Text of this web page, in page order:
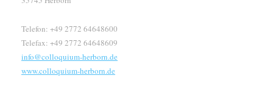
Telefon: +49 2772 64648600
Telefax: +49 2772 64648609
info@colloquium-herborn.de
www.colloquium-herborn.de